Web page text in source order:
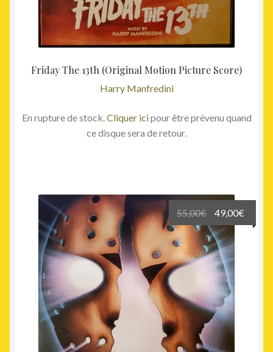
Friday The 13th (Original Motion Picture Score)
Harry Manfredini
En rupture de stock.Cliquer icipour être prévenu quand
ce disque sera de retour.
55,00€
Le
prix
initial
était :
55,00€.
49,00€
prix